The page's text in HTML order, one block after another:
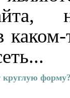
каком-
круглую